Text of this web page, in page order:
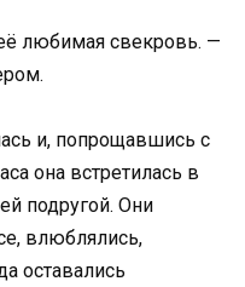
любимая свекровь. —
и, попрощавшись с
она встретилась в
подругой. Они
влюблялись,
оставались